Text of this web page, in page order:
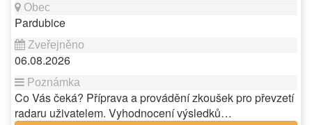
Pardubice
06.08.2026
Co Vás čeká? Příprava a provádění zkoušek pro převzetí
radaru uživatelem. Vyhodnocení výsledků…